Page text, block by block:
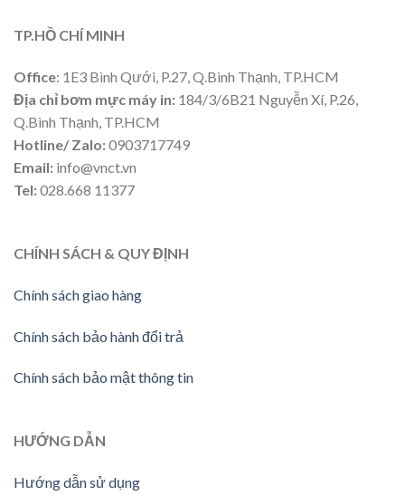
TP.HỒ CHÍ MINH
Office: 1E3 Bình Qưới, P.27, Q.Bình Thạnh, TP.HCM
Địa chỉ bơm mực máy in: 184/3/6B21 Nguyễn Xí, P.26,
Q.Bình Thạnh, TP.HCM
Hotline/ Zalo:0903717749
Email: info@vnct.vn
Tel:028.668 11377
CHÍNH SÁCH & QUY ĐỊNH
Chính sách giao hàng
Chính sách bảo hành đổi trả
Chính sách bảo mật thông tin
HƯỚNG DẪN
Hướng dẫn sử dụng